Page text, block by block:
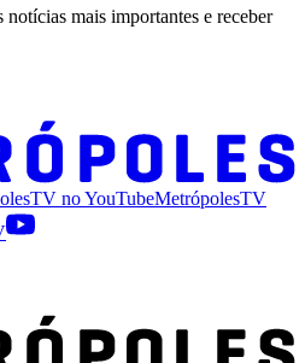
mais importantes e receber
noYouTubeMetrópolesTV